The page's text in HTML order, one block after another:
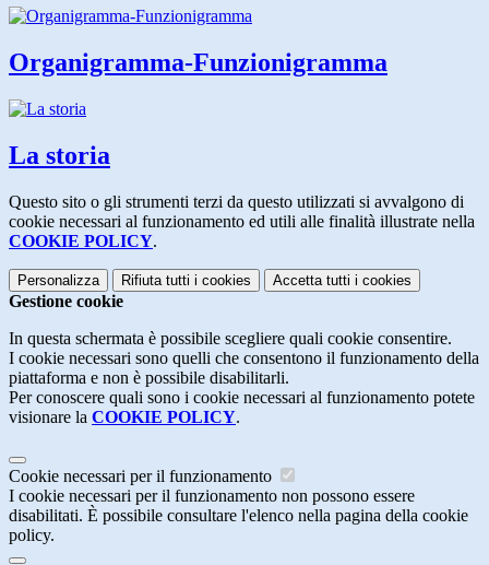
Organigramma-Funzionigramma
La storia
Questo sito o gli strumenti terzi da questo utilizzati si avvalgono di
cookie necessari al funzionamento ed utili alle finalità illustrate nella
COOKIE POLICY.
Personalizza Rifiuta tutti i cookies Accetta tutti i cookies
Gestione cookie
In questa schermata è possibile scegliere quali cookie consentire.
I cookie necessari sono quelli che consentono il funzionamento della
piattaforma e non è possibile disabilitarli.
Per conoscere quali sono i cookie necessari al funzionamento potete
visionare la COOKIE POLICY.
Cookie necessari per il funzionamento
I cookie necessari per il funzionamento non possono essere
disabilitati. È possibile consultare l'elenco nella pagina della cookie
policy.